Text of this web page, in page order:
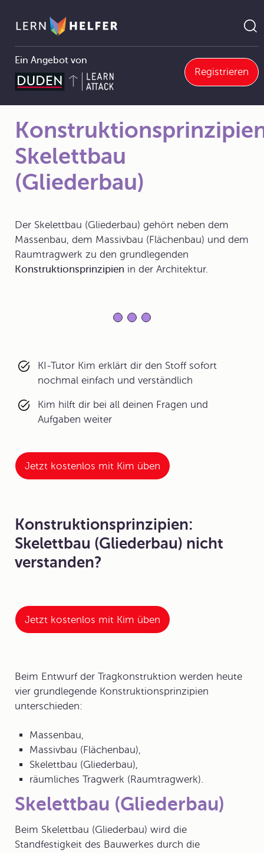
Ein Angebot von
Registrieren
Pfadnavigation
Konstruktionsprinzipien: Skelettbau (Gliederbau)
Skelettbau
(Gliederbau)
Der Skelettbau (Gliederbau) gehört neben dem
Massenbau, dem Massivbau (Flächenbau) und dem
Raumtragwerk zu den grundlegenden
Konstruktionsprinzipien in der Architektur.
KI-Tutor Kim erklärt dir den Stoff sofort
nochmal einfach und verständlich
Kim hilft dir bei all deinen Fragen und
Aufgaben weiter
Jetzt kostenlos mit Kim üben
Konstruktionsprinzipien:
Skelettbau (Gliederbau) nicht
verstanden?
Jetzt kostenlos mit Kim üben
Beim Entwurf der Tragkonstruktion werden heute
vier grundlegende Konstruktionsprinzipien
unterschieden:
Massenbau,
Massivbau (Flächenbau),
Skelettbau (Gliederbau),
räumliches Tragwerk (Raumtragwerk).
Skelettbau (Gliederbau)
Beim Skelettbau (Gliederbau) wird die
Standfestigkeit des Bauwerkes durch die